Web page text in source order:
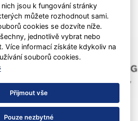
jsou k fungování stránky
můžete rozhodnout sami.
cookies se dozvíte níže.
jednotlivě vybrat nebo
Více informací získáte kdykoliv na
souborů cookies.
Přijmout vše
Pouze nezbytné